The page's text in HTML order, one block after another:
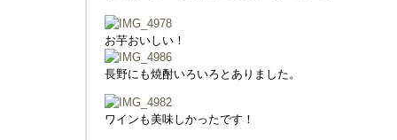
お芋おいしい！
長野にも焼酎いろいろとありました。
ワインも美味しかったです！